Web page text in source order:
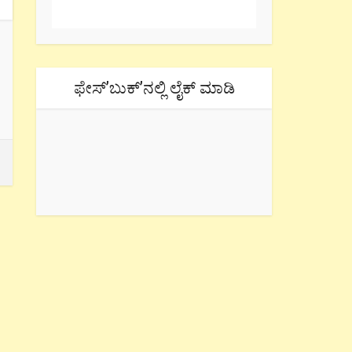
ಫೇಸ್’ಬುಕ್’ನಲ್ಲಿ ಲೈಕ್ ಮಾಡಿ